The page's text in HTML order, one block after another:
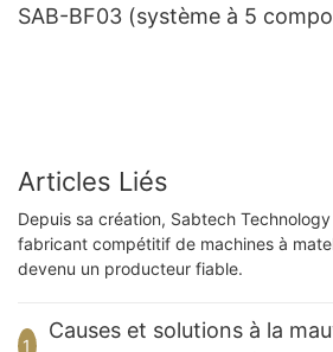
SAB-BF03 (système à 5
Articles Liés
Depuis sa création, Sabtech
fabricant compétitif de machines à
devenu un producteur fiable.
1
Causes et solutions à la